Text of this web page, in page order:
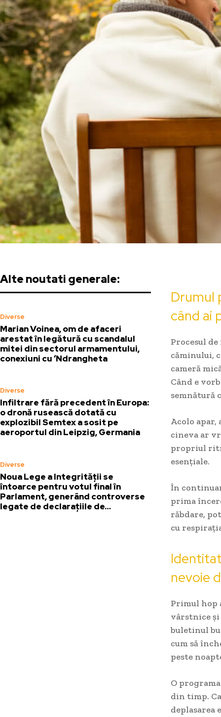
Alte noutati generale:
Diverse
Marian Voinea, om de afaceri
arestat în legătură cu scandalul
mitei din sectorul armamentului,
conexiuni cu ‘Ndrangheta
Diverse
Infiltrare fără precedent în Europa:
o dronă rusească dotată cu
explozibil Semtex a sosit pe
aeroportul din Leipzig, Germania
Diverse
Noua Lege a Integrității se
întoarce pentru votul final în
Parlament, generând controverse
legate de declarațiile de…
Drumul
când ai
Procesul
căminului,
cameră
Când e
semnătură
Acolo apar,
cineva ar
propriul
esențiale.
În
prima
răbdare,
cu
nevoie
Primul hop
vârstnice și
buletinul
cum să
peste
O
din timp.
deplasarea